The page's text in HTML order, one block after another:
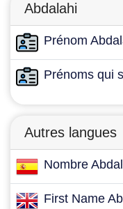
Abdalahi
Prénom
Prénoms qui
Autres langues
Nombre
First Name